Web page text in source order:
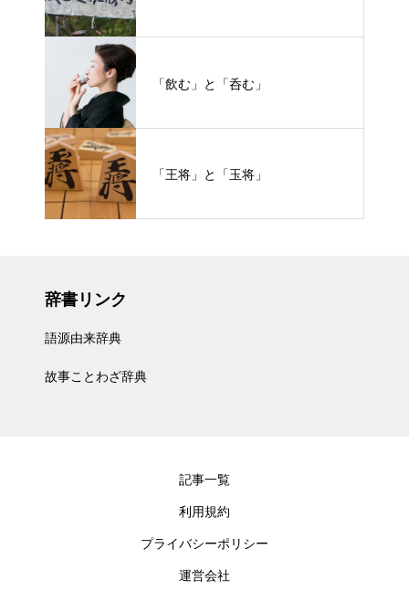
「飲む」と「呑む」
「王将」と「玉将」
辞書リンク
語源由来辞典
故事ことわざ辞典
記事一覧
利用規約
プライバシーポリシー
運営会社